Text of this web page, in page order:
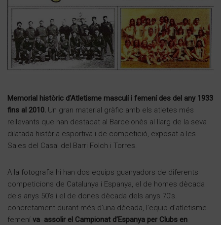
Memorial històric d’Atletisme masculí i femení des del any 1933
fins al 2010. Un gran material gràfic amb els atletes més
rellevants que han destacat al Barcelonès al llarg de la seva
dilatada història esportiva i de competició, exposat a les
Sales del Casal del Barri Folch i Torres.
A la fotografia hi han dos equips guanyadors de diferents
competicions de Catalunya i Espanya, el de homes dècada
dels anys 50’s i el de dones dècada dels anys 70’s.
concretament durant més d’una dècada, l’equip d’atletisme
femení va assolir el Campionat d’Espanya per Clubs en